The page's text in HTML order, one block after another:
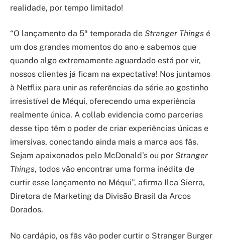
realidade, por tempo limitado!
“O lançamento da 5ª temporada de Stranger Things é
um dos grandes momentos do ano e sabemos que
quando algo extremamente aguardado está por vir,
nossos clientes já ficam na expectativa! Nos juntamos
à Netflix para unir as referências da série ao gostinho
irresistível de Méqui, oferecendo uma experiência
realmente única. A collab evidencia como parcerias
desse tipo têm o poder de criar experiências únicas e
imersivas, conectando ainda mais a marca aos fãs.
Sejam apaixonados pelo McDonald’s ou por Stranger
Things, todos vão encontrar uma forma inédita de
curtir esse lançamento no Méqui”, afirma Ilca Sierra,
Diretora de Marketing da Divisão Brasil da Arcos
Dorados.
No cardápio, os fãs vão poder curtir o Stranger Burger